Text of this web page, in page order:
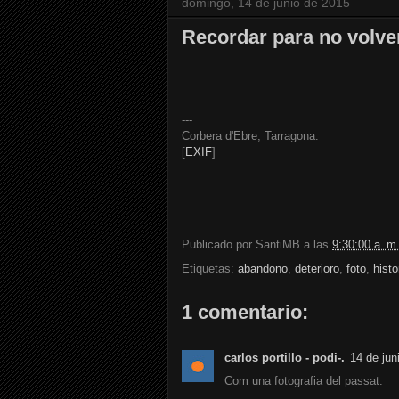
Recordar para no
---
Corbera d'Ebre, Tarragona.
[EXIF]
Publicado por SantiMB a las 9:30:00 a. m.
Etiquetas: abandono, deterioro, foto,
1 comentario:
carlos portillo - podi-. 14 de
Com una fotografia del passat.